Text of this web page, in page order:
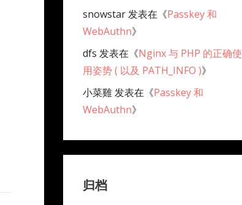
snowstar发表在《Passkey 和
WebAuthn》
dfs 发表在《Nginx 与 PHP 的正确使
用姿势 ( 以及 PATH_INFO )》
小菜雞发表在《Passkey 和
WebAuthn》
归档